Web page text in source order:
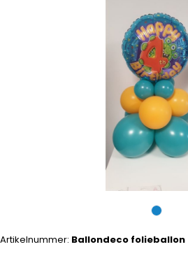
Artikelnummer: Ballondeco folieballon